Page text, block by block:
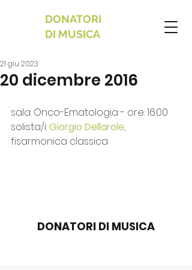
DONATORI
DI MUSICA
20 dicembre 2016
21 giu 2023
sala: Onco-Ematologia - ore: 16:00
solista/i: Giorgio Dellarole,
fisarmonica classica
DONATORI DI MUSICA